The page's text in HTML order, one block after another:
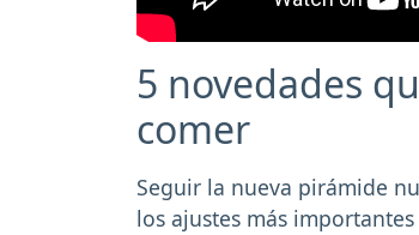
5 novedades
comer
Seguir la nueva pirámide
los ajustes más